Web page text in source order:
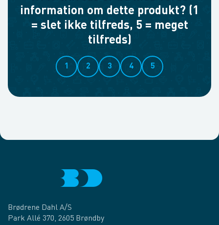
information om dette produkt? (1
= slet ikke tilfreds, 5 = meget
tilfreds)
1 2 3 4 5
Brødrene Dahl A/S
Park Allé 370, 2605 Brøndby